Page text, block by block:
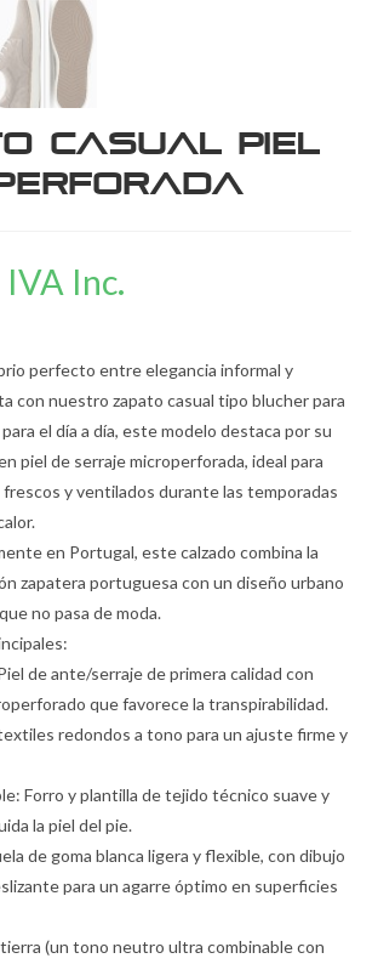
Casual Piel
IVA Inc.
perfecto entre elegancia informal y
con nuestro zapato casual tipo blucher para
el día a día, este modelo destaca por su
piel de serraje microperforada, ideal para
y ventilados durante las temporadas
en Portugal, este calzado combina la
zapatera portuguesa con un diseño urbano
no pasa de moda.
de ante/serraje de primera calidad con
que favorece la transpirabilidad.
redondos a tono para un ajuste firme y
Forro y plantilla de tejido técnico suave y
la piel del pie.
de goma blanca ligera y flexible, con dibujo
para un agarre óptimo en superficies
(un tono neutro ultra combinable con